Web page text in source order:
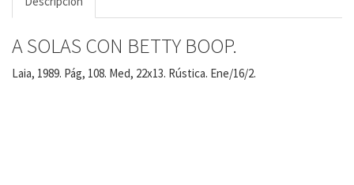
A SOLAS CON BETTY BOOP.
Laia, 1989. Pág, 108. Med, 22x13. Rústica. Ene/16/2.